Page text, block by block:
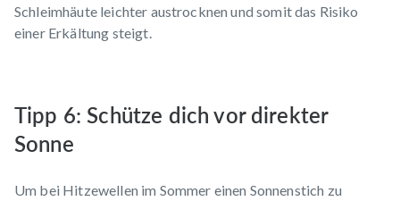
Schleimhäute leichter austrocknen und somit das Risiko
einer Erkältung steigt.
Tipp 6: Schütze dich vor direkter
Sonne
Um bei Hitzewellen im Sommer einen Sonnenstich zu